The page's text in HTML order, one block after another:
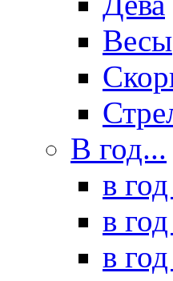
Весы
В год...
в
в
в